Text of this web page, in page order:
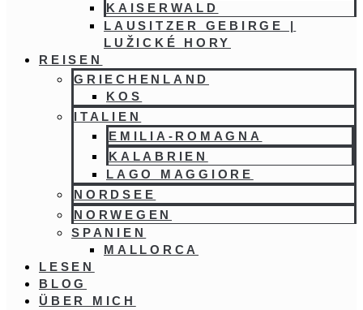
KAISERWALD
LAUSITZER GEBIRGE |
LUŽICKÉ HORY
REISEN
GRIECHENLAND
KOS
ITALIEN
EMILIA-ROMAGNA
KALABRIEN
LAGO MAGGIORE
NORDSEE
NORWEGEN
SPANIEN
MALLORCA
LESEN
BLOG
ÜBER MICH